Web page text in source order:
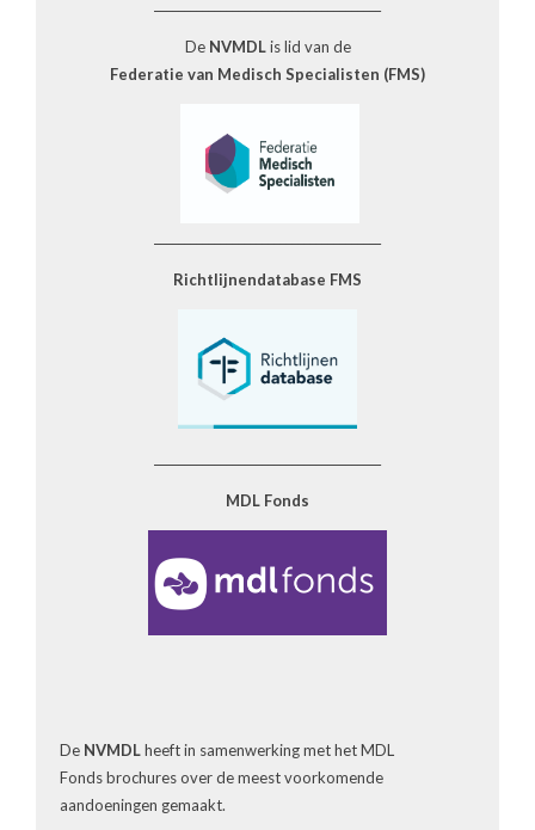
De NVMDLis lid van de
Federatie van Medisch Specialisten (FMS)
Richtlijnendatabase FMS
MDL Fonds
De NVMDLheeft in samenwerking met het MDL
Fonds brochures over de meest voorkomende
aandoeningen gemaakt.